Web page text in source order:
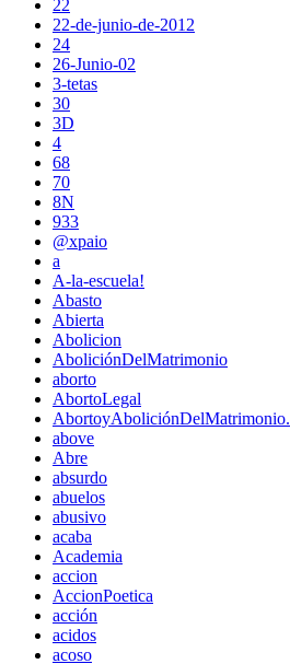
22
22-de-junio-de-2012
24
26-Junio-02
3-tetas
30
3D
4
68
70
8N
933
@xpaio
a
A-la-escuela!
Abasto
Abierta
Abolicion
AboliciónDelMatrimonio
aborto
AbortoLegal
AbortoyAboliciónDelMatrimonio.
above
Abre
absurdo
abuelos
abusivo
acaba
Academia
accion
AccionPoetica
acción
acidos
acoso